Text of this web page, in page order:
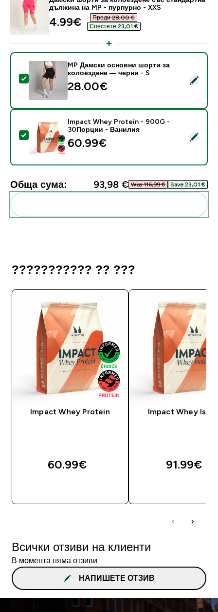
дължина на MP - пурпурно - XXS
discounted price
4.99€‎
Преди 28,00 €‎
Спестете 23,01 €‎
Select this product - MP Дамски основни шорти за
MP Дамски основни шорти за
колоездене — черни - S
28.00€‎
Select this product - Impact Whey Protein - 900G -
Impact Whey Protein - 900G -
30Порции - Ванилия
60.99€‎
Обща сума: 93,98 €‎ Was 116,99 €‎ Save 23,01 €‎
??????????? ?? ???
Impact Whey Protein
60.99€‎
Impact Whey
91.99€‎
Всички отзиви на клиенти
В момента няма отзиви.
НАПИШЕТЕ ОТЗИВ